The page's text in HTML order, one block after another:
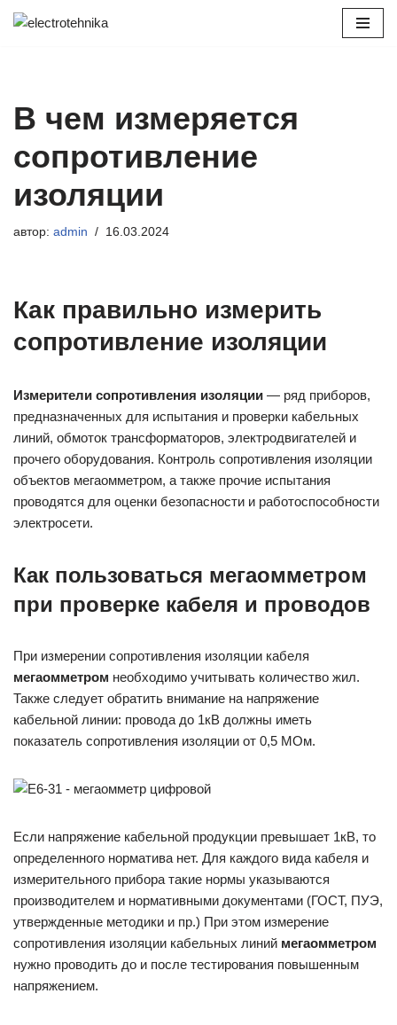
В чем измеряется
сопротивление
изоляции
автор: admin 16.03.2024
Как правильно измерить
сопротивление изоляции
Измерители сопротивления изоляции — ряд приборов,
предназначенных для испытания и проверки кабельных
линий, обмоток трансформаторов, электродвигателей и
прочего оборудования. Контроль сопротивления изоляции
объектов мегаомметром, а также прочие испытания
проводятся для оценки безопасности и работоспособности
электросети.
Как пользоваться мегаомметром
при проверке кабеля и проводов
При измерении сопротивления изоляции кабеля
мегаомметром необходимо учитывать количество жил.
Также следует обратить внимание на напряжение
кабельной линии: провода до 1кВ должны иметь
показатель сопротивления изоляции от 0,5 МОм.
Если напряжение кабельной продукции превышает 1кВ, то
определенного норматива нет. Для каждого вида кабеля и
измерительного прибора такие нормы указываются
производителем и нормативными документами (ГОСТ, ПУЭ,
утвержденные методики и пр.) При этом измерение
сопротивления изоляции кабельных линий мегаомметром
нужно проводить до и после тестирования повышенным
напряжением.